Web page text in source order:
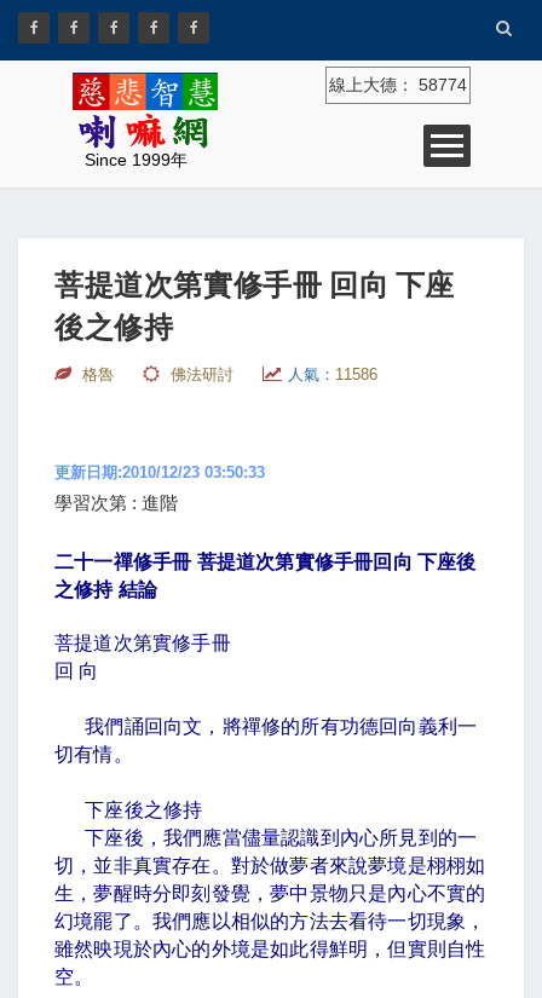
Since 1999年
線上大德： 58774
菩提道次第實修手冊 回向 下座
後之修持
格魯 佛法研討 人氣： 11586
更新日期:2010/12/23 03:50:33
學習次第 : 進階
二十一禪修手冊 菩提道次第實修手冊回向 下座後
之修持 結論
菩提道次第實修手冊
回 向
我們誦回向文，將禪修的所有功德回向義利一
切有情。
下座後之修持
下座後，我們應當儘量認識到內心所見到的一
切，並非真實存在。對於做夢者來說夢境是栩栩如
生，夢醒時分即刻發覺，夢中景物只是內心不實的
幻境罷了。我們應以相似的方法去看待一切現象，
雖然映現於內心的外境是如此得鮮明，但實則自性
空。